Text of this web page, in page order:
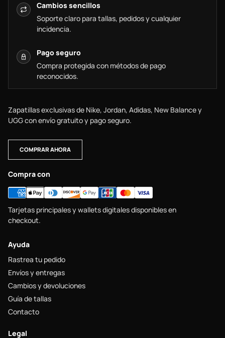
Cambios sencillos
Soporte claro para tallas, pedidos y cualquier
incidencia.
Pago seguro
Compra protegida con métodos de pago
reconocidos.
Zapatillas exclusivas de Nike, Jordan, Adidas, New Balance y
UGG con envío gratuito y pago seguro.
COMPRAR AHORA
Compra con
Tarjetas principales y wallets digitales disponibles en
checkout.
Ayuda
Rastrea tu pedido
Envíos y entregas
Cambios y devoluciones
Guía de tallas
Contacto
Legal